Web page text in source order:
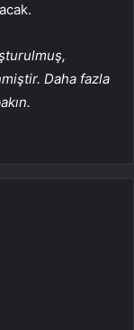
Daha fazla